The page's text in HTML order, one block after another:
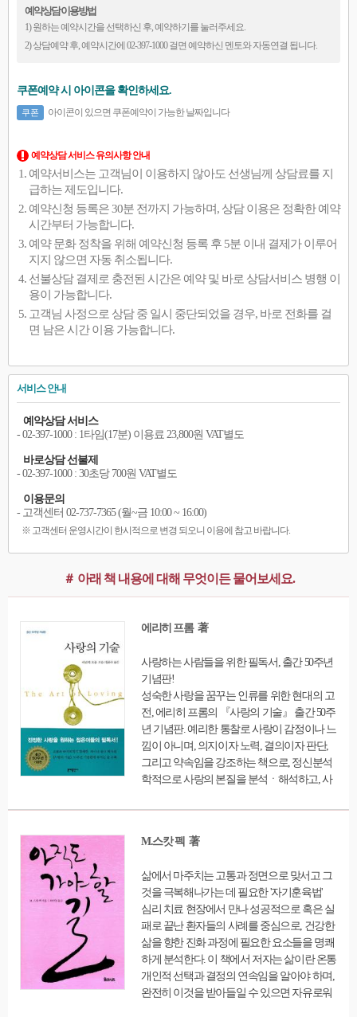
예약상담 이용방법
1) 원하는 예약시간을 선택하신 후, 예약하기를 눌러주세요.
2) 상담예약 후, 예약시간에 02-397-1000 걸면 예약하신 멘토와 자동연결 됩니다.
쿠폰예약 시 아이콘을 확인하세요.
쿠폰 아이콘이 있으면 쿠폰예약이 가능한 날짜입니다
예약상담 서비스 유의사항 안내
예약서비스는 고객님이 이용하지 않아도 선생님께 상담료를 지
급하는 제도입니다.
예약신청 등록은 30분 전까지 가능하며, 상담 이용은 정확한 예약
시간부터 가능합니다.
예약 문화 정착을 위해 예약신청 등록 후 5분 이내 결제가 이루어
지지 않으면 자동 취소됩니다.
선불상담 결제로 충전된 시간은 예약 및 바로 상담서비스 병행 이
용이 가능합니다.
고객님 사정으로 상담 중 일시 중단되었을 경우, 바로 전화를 걸
면 남은 시간 이용 가능합니다.
서비스 안내
예약상담 서비스
- 02-397-1000 : 1타임(17분) 이용료 23,800원 VAT별도
바로상담 선불제
- 02-397-1000 : 30초당 700원 VAT별도
이용문의
- 고객센터 02-737-7365 (월~금 10:00 ~ 16:00)
※ 고객센터 운영시간이 한시적으로 변경 되오니 이용에 참고 바랍니다.
＃ 아래 책 내용에 대해 무엇이든 물어보세요.
에리히 프롬 著
사랑하는 사람들을 위한 필독서, 출간 50주년
기념판!
성숙한 사랑을 꿈꾸는 인류를 위한 현대의 고
전, 에리히 프롬의 『사랑의 기술』 출간 50주
년 기념판. 예리한 통찰로 사랑이 감정이나 느
낌이 아니며, 의지이자 노력, 결의이자 판단,
그리고 약속임을 강조하는 책으로, 정신분석
학적으로 사랑의 본질을 분석ㆍ해석하고, 사
년 기념판에서는 프롬과 마지막까지 함께한
록했다. 프롬의 생애를 담은 것은 물론, 프롬
서 이야기하고 있는 '사랑의 기술'을 실천하면
서 살았는지 등에 대한 우리의 의문을 풀어준
다. 관련 사진도 담아냈다.
M.스캇 펙 著
삶에서 마주치는 고통과 정면으로 맞서고 그
것을 극복해나가는 데 필요한 '자기훈육법'
심리 치료 현장에서 만나 성공적으로 혹은 실
패로 끝난 환자들의 사례를 중심으로, 건강한
삶을 향한 진화 과정에 필요한 요소들을 명쾌
하게 분석한다. 이 책에서 저자는 삶이란 온통
개인적 선택과 결정의 연속임을 알아야 하며,
완전히 이것을 받아들일 수 있으면 자유로워